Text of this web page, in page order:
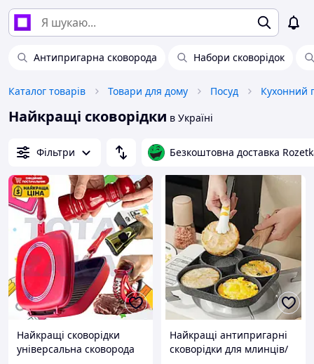
Антипригарна сковорода Набори сковорідок
Каталог товарів Товари для дому Посуд Кухонний
Найкращі сковорідки в Україні
Фільтри Безкоштовна доставка
Найкращі сковорідки
універсальна сковорода
Найкращі антипригарні
сковорідки для млинців/